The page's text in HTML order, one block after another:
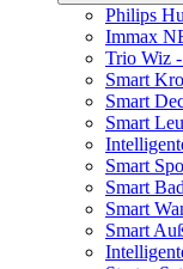
Philips
Immax
Trio Wiz
Smart
Smart
Smart
Smart
Smart
Smart
Smart